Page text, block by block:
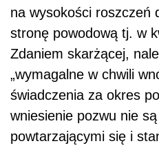
na wysokości roszczeń
stronę powodową tj. w
Zdaniem skarżącej,
„wymagalne w chwili
świadczenia za okres
wniesienie pozwu nie
powtarzającymi się i